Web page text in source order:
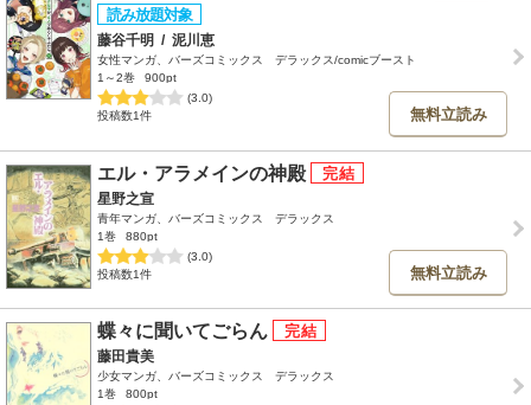
藤谷千明 / 泥川恵
女性マンガ、バーズコミックス デラックス/comicブースト
1～2巻
900pt
(3.0)
投稿数1件
無料立読み
エル・アラメインの神殿
星野之宣
青年マンガ、バーズコミックス デラックス
1巻
880pt
(3.0)
投稿数1件
無料立読み
蝶々に聞いてごらん
藤田貴美
少女マンガ、バーズコミックス デラックス
1巻
800pt